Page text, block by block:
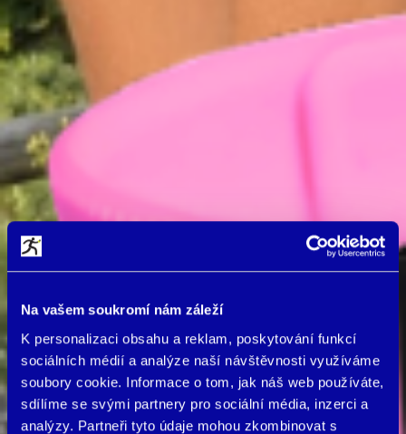
Na vašem soukromí nám záleží
K personalizaci obsahu a reklam, poskytování funkcí
sociálních médií a analýze naší návštěvnosti využíváme
soubory cookie. Informace o tom, jak náš web používáte,
sdílíme se svými partnery pro sociální média, inzerci a
analýzy. Partneři tyto údaje mohou zkombinovat s